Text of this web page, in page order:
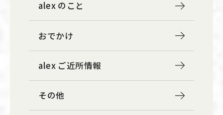
alex のこと
おでかけ
alex ご近所情報
その他